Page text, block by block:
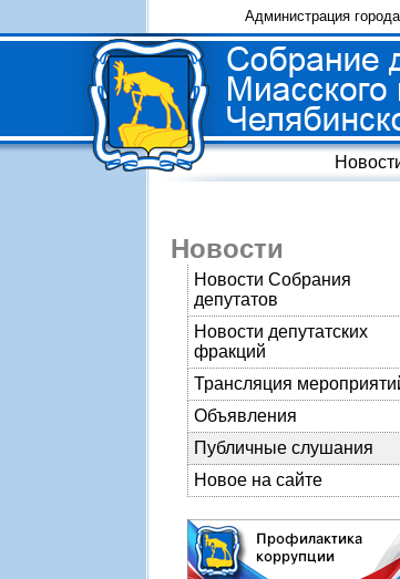
Администрация
Новости
Новости Собрания
депутатов
Новости депутатских
фракций
Трансляция
Объявления
Публичные слушания
Новое на сайте